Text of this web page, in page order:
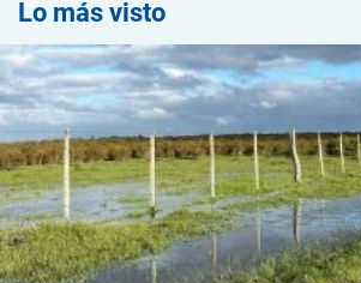
Lo más visto